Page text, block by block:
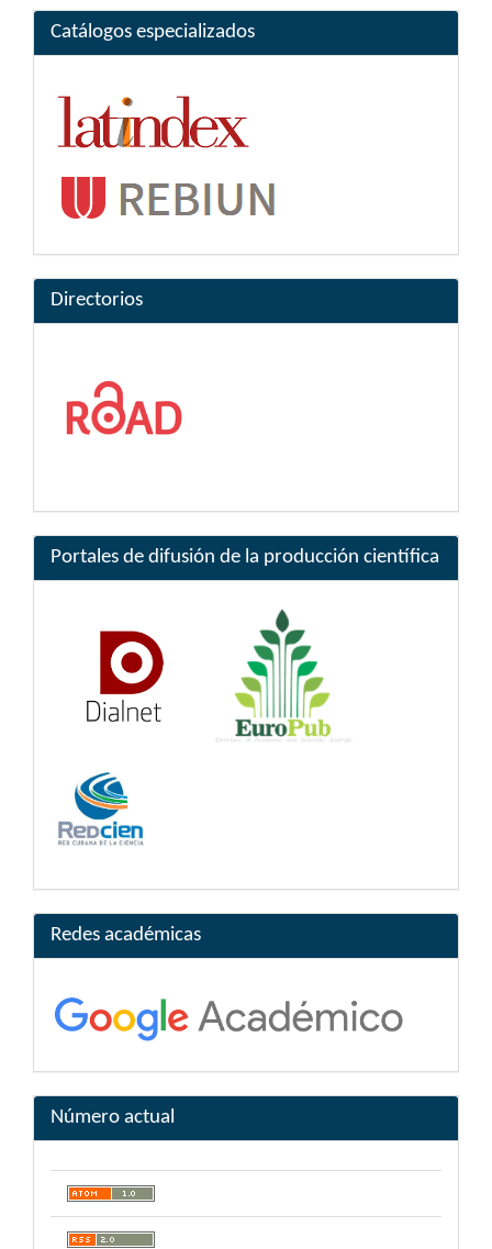
Catálogos especializados
Directorios
Portales de difusión de la producción científica
Redes académicas
Número actual